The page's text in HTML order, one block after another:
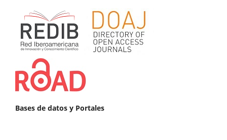
Bases de datos y Portales